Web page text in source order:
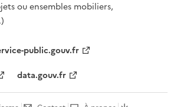
ou ensembles mobiliers,
public.gouv.fr
data.gouv.fr